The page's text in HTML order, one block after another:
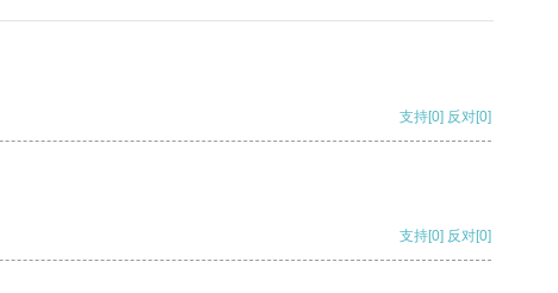
支持[0] 反对[0]
支持[0] 反对[0]